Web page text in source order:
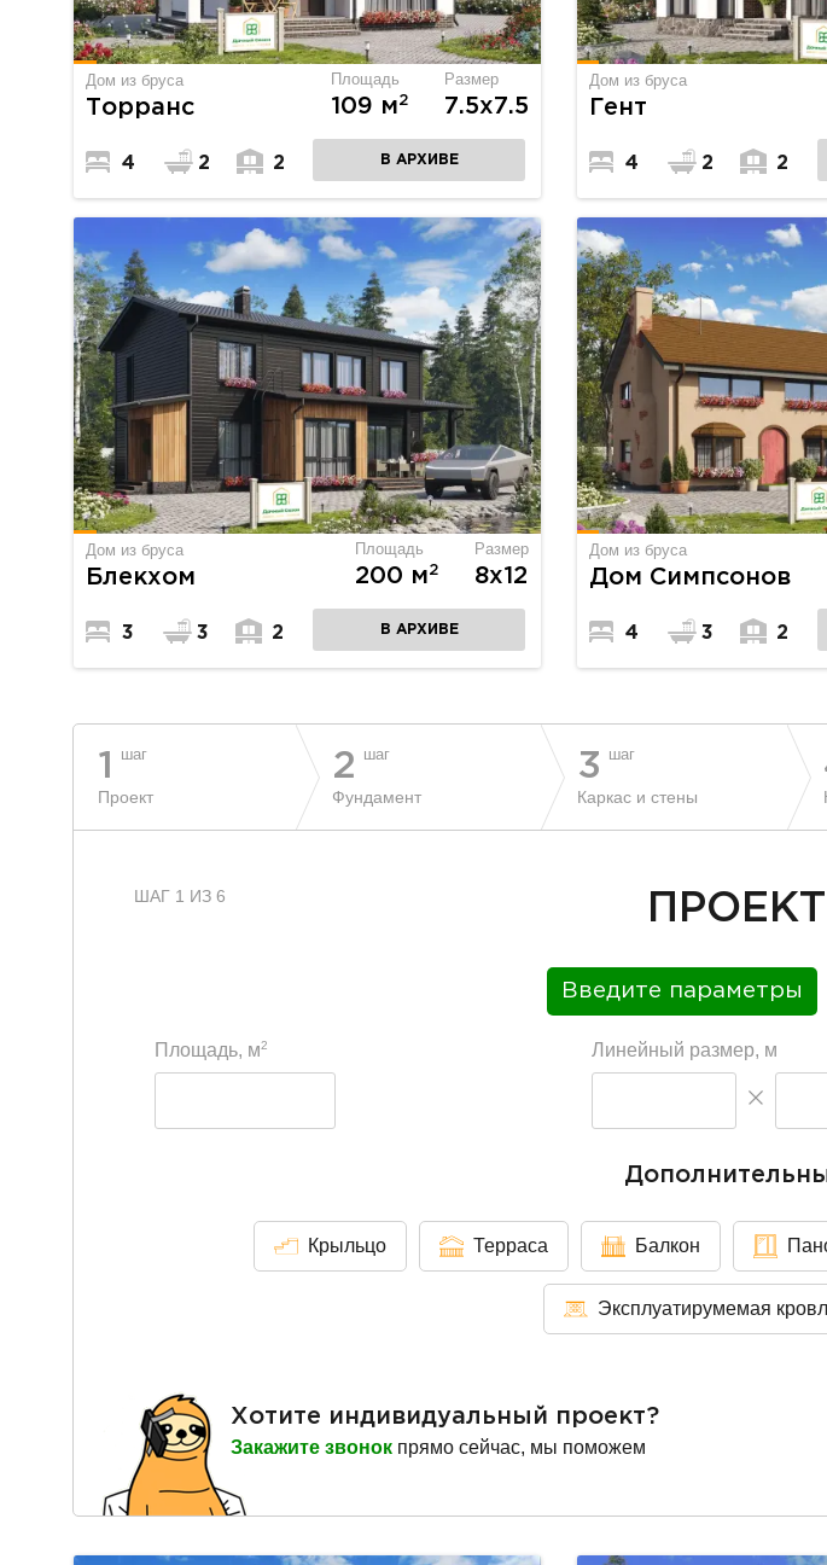
Дом из бруса
Торранс
Площадь
109 м2
Размер
7.5х7.5
4 2 2 В АРХИВЕ
Дом из бруса
Гент
4 2 2
Дом из бруса
Блекхом
Площадь
200 м2
Размер
8х12
3 3 2 В АРХИВЕ
Дом из бруса
Дом Симпсонов
4 3 2
1 шаг
Проект
2 шаг
Фундамент
3 шаг
Каркас и стены
ШАГ 1 ИЗ 6
Введите параметры
Площадь, м2 Линейный размер, м
Крыльцо Терраса Балкон
Эксплуатирумемая
Хотите индивидуальный проект?
Закажите звонок прямо сейчас, мы поможем